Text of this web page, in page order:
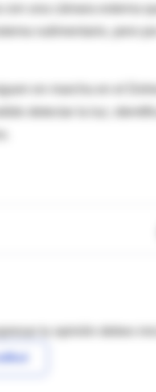
una cámara externa
en marcha en el
detectar la luz,
tu opinión debes